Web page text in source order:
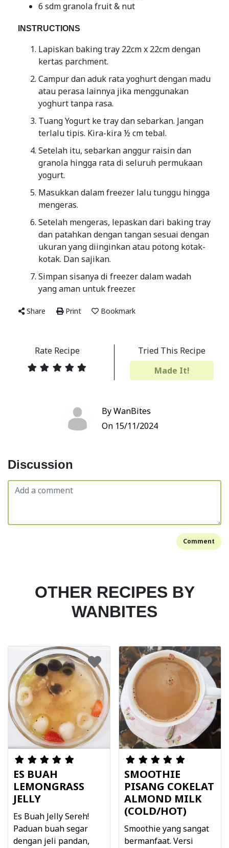
6 sdm granola fruit & nut
INSTRUCTIONS
Lapiskan baking tray 22cm x 22cm dengan
kertas parchment.
Campur dan aduk rata yoghurt dengan madu
atau perasa lainnya jika menggunakan
yoghurt tanpa rasa.
Tuang Yogurt ke tray dan sebarkan. Jangan
terlalu tipis. Kira-kira ½ cm tebal.
Setelah itu, sebarkan anggur raisin dan
granola hingga rata di seluruh permukaan
yogurt.
Masukkan dalam freezer lalu tunggu hingga
mengeras.
Setelah mengeras, lepaskan dari baking tray
dan patahkan dengan tangan sesuai dengan
ukuran yang diinginkan atau potong kotak-
kotak. Dan sajikan.
Simpan sisanya di freezer dalam wadah
yang aman untuk freezer.
Share Print Bookmark
Rate Recipe
Tried This Recipe
Made It!
By WanBites
On 15/11/2024
Discussion
Comment
OTHER RECIPES BY
WANBITES
ES BUAH
LEMONGRASS
JELLY
Es Buah Jelly Sereh!
Paduan buah segar
dengan jeli pandan,
SMOOTHIE
PISANG COKELAT
ALMOND MILK
(COLD/HOT)
Smoothie yang sangat
bermanfaat. Versi